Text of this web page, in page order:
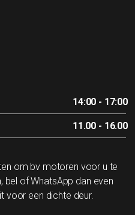
14:00 - 17:00
11.00 - 16.00
om bv motoren voor u te
bel of WhatsApp dan even
voor een dichte deur.